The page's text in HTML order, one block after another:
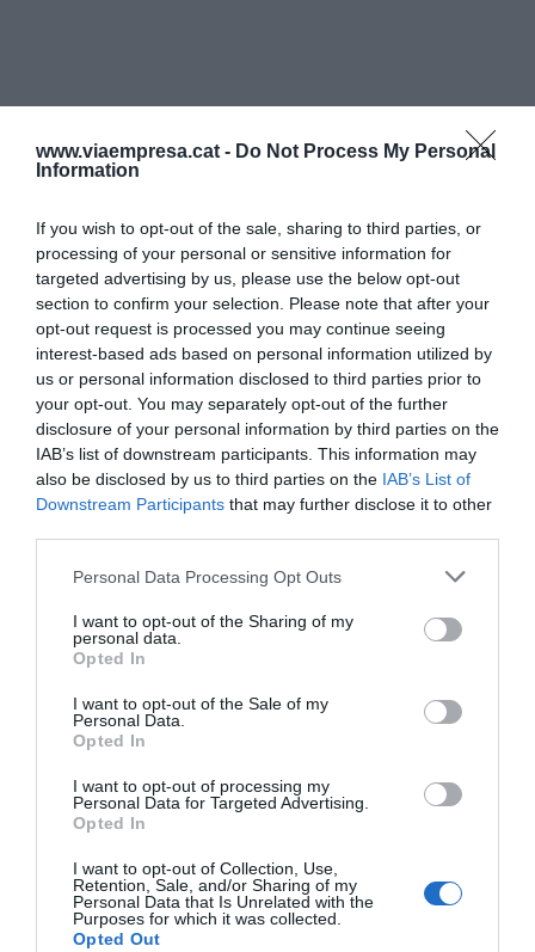
www.viaempresa.cat - Do Not Process My Personal
Information
If you wish to opt-out of the sale, sharing to third parties, or
processing of your personal or sensitive information for
targeted advertising by us, please use the below opt-out
section to confirm your selection. Please note that after your
opt-out request is processed you may continue seeing
interest-based ads based on personal information utilized by
us or personal information disclosed to third parties prior to
your opt-out. You may separately opt-out of the further
disclosure of your personal information by third parties on the
IAB’s list of downstream participants. This information may
also be disclosed by us to third parties on the IAB’s List of
Downstream Participants that may further disclose it to other
Personal Data Processing Opt Outs
I want to opt-out of the Sharing of my
personal data.
Opted In
I want to opt-out of the Sale of my
Personal Data.
Opted In
I want to opt-out of processing my
Personal Data for Targeted Advertising.
Opted In
I want to opt-out of Collection, Use,
Retention, Sale, and/or Sharing of my
Personal Data that Is Unrelated with the
Purposes for which it was collected.
Opted Out
Amb la tecnologia disruptiva de Blindstairs,
Rodríguez preveu, a curt termini, continuar
entenguin que aquest mètode de selecció de
personal no només és innovador, sinó que hauria
de ser l'estàndard. A més, considera que les
legislacions sobre igualtat i diversitat van en
aquesta direcció. "Per tant, el nostre objectiu és